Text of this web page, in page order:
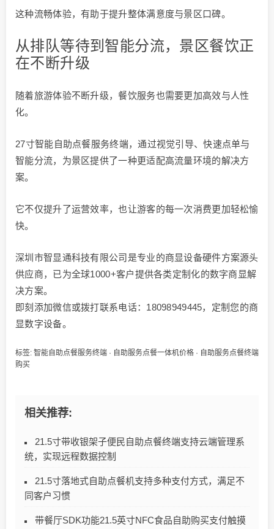
这种流畅体验，有助于提升整体满意度与景区口碑。
从排队等待到智能分流，景区餐饮正
在不断升级
随着旅游体验不断升级，餐饮服务也需要更加高效与人性
化。
27寸智能自助点餐服务终端，通过视觉引导、快速点单与
智能分流，为景区提供了一种更适配高流量环境的解决方
案。
它不仅提升了运营效率，也让游客的每一次消费更加轻松愉
快。
深圳市智显通科技有限公司是专业的商显设备硬件方案源头
供应商，已为全球1000+客户提供各类定制化的数字商显解
决方案。
即刻添加微信或拨打联系电话：18098949445，定制您的商
显数字设备。
标签: 智能自助点餐服务终端 · 自助服务点餐一体机价格 · 自助服务点餐终端
购买
相关推荐:
21.5寸带收银架子便民自助点餐终端支持云端管理系
统，实现远程数据控制
21.5寸落地式自助点餐机支持多种支付方式，满足不
同客户习惯
带餐厅SDK功能21.5英寸NFC食品自助购买支付触摸